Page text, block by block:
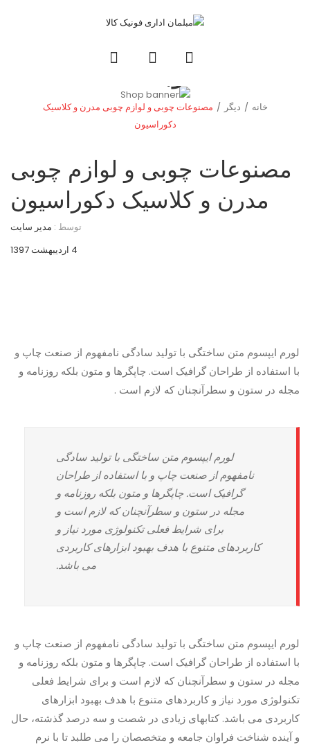
وبلاگ
خانه / دیگر / مصنوعات چوبی و لوازم چوبی مدرن و کلاسیک
دکوراسیون
مصنوعات چوبی و لوازم چوبی
مدرن و کلاسیک دکوراسیون
توسط : مدیر سایت
4 اردیبهشت 1397
لورم ایپسوم متن ساختگی با تولید سادگی نامفهوم از صنعت چاپ و
با استفاده از طراحان گرافیک است. چاپگرها و متون بلکه روزنامه و
مجله در ستون و سطرآنچنان که لازم است .
لورم ایپسوم متن ساختگی با تولید سادگی
نامفهوم از صنعت چاپ و با استفاده از طراحان
گرافیک است. چاپگرها و متون بلکه روزنامه و
مجله در ستون و سطرآنچنان که لازم است و
برای شرایط فعلی تکنولوژی مورد نیاز و
کاربردهای متنوع با هدف بهبود ابزارهای کاربردی
می باشد.
لورم ایپسوم متن ساختگی با تولید سادگی نامفهوم از صنعت چاپ و
با استفاده از طراحان گرافیک است. چاپگرها و متون بلکه روزنامه و
مجله در ستون و سطرآنچنان که لازم است و برای شرایط فعلی
تکنولوژی مورد نیاز و کاربردهای متنوع با هدف بهبود ابزارهای
کاربردی می باشد. کتابهای زیادی در شصت و سه درصد گذشته، حال
و آینده شناخت فراوان جامعه و متخصصان را می طلبد تا با نرم